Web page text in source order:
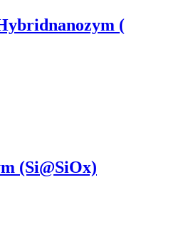
(
(Si@SiOx)